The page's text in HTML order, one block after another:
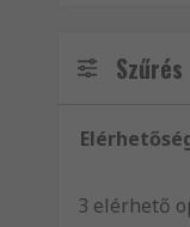
Szűrés
3 elérhető